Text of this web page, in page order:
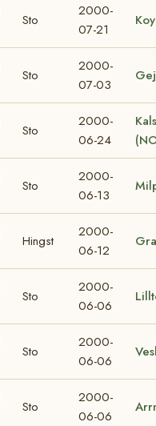
Sto
2000-
07-21
Sto
2000-
07-03
Sto
2000-
06-24
Sto
2000-
06-13
Hingst
2000-
06-12
Sto
2000-
06-06
Sto
2000-
06-06
Sto
2000-
06-06